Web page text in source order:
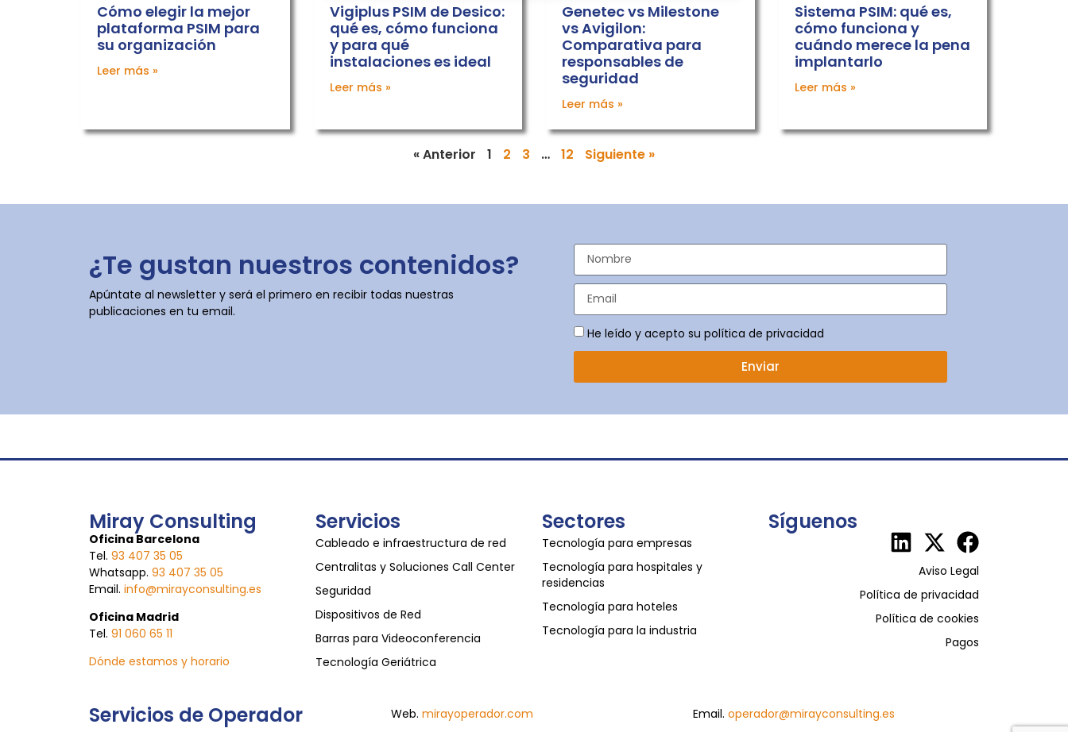
Cómo elegir la mejor
plataforma PSIM para
su organización
Leer más »
Vigiplus PSIM de Desico:
qué es, cómo funciona
y para qué
instalaciones es ideal
Leer más »
Genetec vs Milestone
vs Avigilon:
Comparativa para
responsables de
seguridad
Leer más »
Sistema PSIM: qué es,
cómo funciona y
cuándo merece la pena
implantarlo
Leer más »
« Anterior 1 2 3 … 12 Siguiente »
¿Te gustan nuestros contenidos?
Apúntate al newsletter y será el primero en recibir todas nuestras
publicaciones en tu email.
He leído y acepto su política de privacidad
Enviar
Miray Consulting
Oficina Barcelona
Tel. 93 407 35 05
Whatsapp. 93 407 35 05
Email. info@mirayconsulting.es
Oficina Madrid
Tel. 91 060 65 11
Dónde estamos y horario
Servicios
Cableado e infraestructura de red
Centralitas y Soluciones Call Center
Seguridad
Dispositivos de Red
Barras para Videoconferencia
Tecnología Geriátrica
Sectores
Tecnología para empresas
Tecnología para hospitales y
residencias
Tecnología para hoteles
Tecnología para la industria
Síguenos
Aviso Legal
Política de privacidad
Política de cookies
Pagos
Servicios de Operador Web. mirayoperador.com Email. operador@mirayconsulting.es